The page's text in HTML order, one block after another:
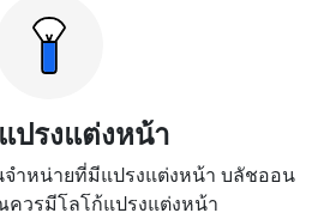
ปรงแต่งหน้า
ำหน่ายที่มีแปรงแต่งหน้า บลัชออน
วรมีโลโก้แปรงแต่งหน้า